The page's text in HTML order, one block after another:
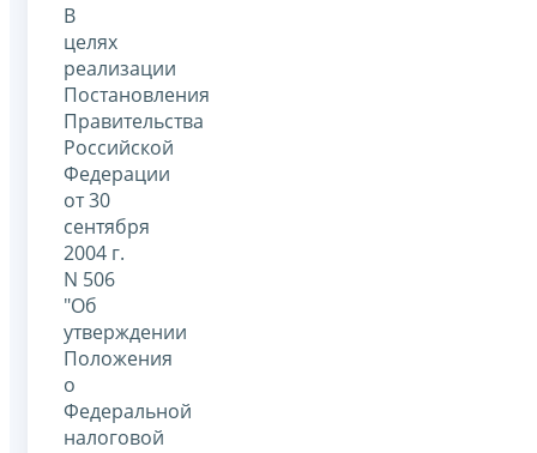
В
целях
реализации
Постановления
Правительства
Российской
Федерации
от 30
сентября
2004 г.
N 506
"Об
утверждении
Положения
о
Федеральной
налоговой